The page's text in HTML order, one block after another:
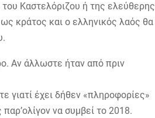
Καστελόριζου ή της ελεύθερης
κράτος και ο ελληνικός λαός θα
Αν άλλωστε ήταν από πριν
γιατί έχει δήθεν «πληροφορίες»
να συμβεί το 2018.